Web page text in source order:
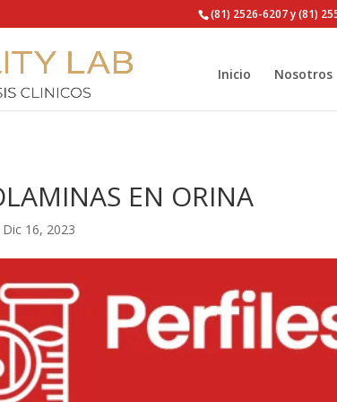
(81) 2526-6207 y (81)
Inicio Nosotros
EN ORINA
Dic 16, 2023